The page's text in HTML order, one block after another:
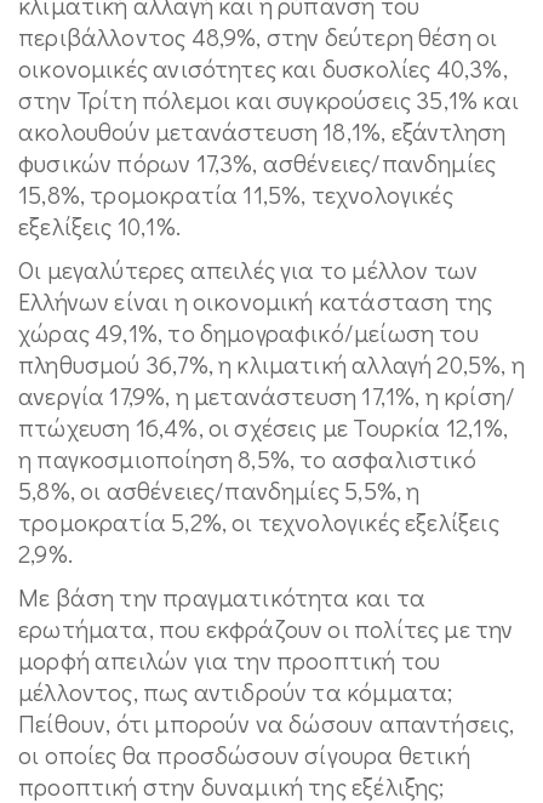
περιβάλλοντος 48,9%, στην δεύτερη θέση οι
οικονομικές ανισότητες και δυσκολίες 40,3%,
στην Τρίτη πόλεμοι και συγκρούσεις 35,1% και
ακολουθούν μετανάστευση 18,1%, εξάντληση
φυσικών πόρων 17,3%, ασθένειες/πανδημίες
15,8%, τρομοκρατία 11,5%, τεχνολογικές
εξελίξεις 10,1%.
Οι μεγαλύτερες απειλές για το μέλλον των
Ελλήνων είναι η οικονομική κατάσταση της
χώρας 49,1%, το δημογραφικό/μείωση του
πληθυσμού 36,7%, η κλιματική αλλαγή 20,5%, η
ανεργία 17,9%, η μετανάστευση 17,1%, η κρίση/
πτώχευση 16,4%, οι σχέσεις με Τουρκία 12,1%,
η παγκοσμιοποίηση 8,5%, το ασφαλιστικό
5,8%, οι ασθένειες/πανδημίες 5,5%, η
τρομοκρατία 5,2%, οι τεχνολογικές εξελίξεις
2,9%.
Με βάση την πραγματικότητα και τα
ερωτήματα, που εκφράζουν οι πολίτες με την
μορφή απειλών για την προοπτική του
μέλλοντος, πως αντιδρούν τα κόμματα;
Πείθουν, ότι μπορούν να δώσουν απαντήσεις,
οι οποίες θα προσδώσουν σίγουρα θετική
προοπτική στην δυναμική της εξέλιξης;